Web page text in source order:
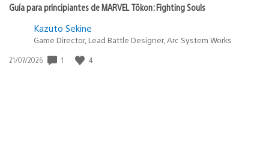
Guía para principiantes de MARVEL Tōkon: Fighting Souls
Kazuto Sekine
Game Director, Lead Battle Designer, Arc System Works
Fecha
21/07/2026 1 4